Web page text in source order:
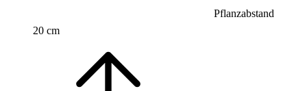
Pflanzabstand
20 cm